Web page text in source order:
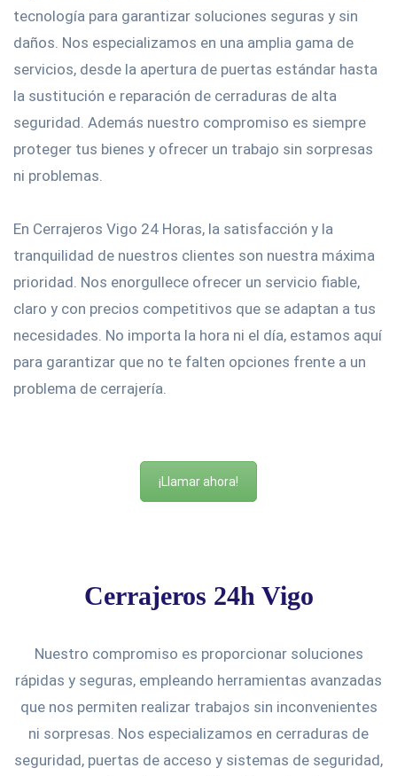
tecnología para garantizar soluciones seguras y sin
daños. Nos especializamos en una amplia gama de
servicios, desde la apertura de puertas estándar hasta
la sustitución e reparación de cerraduras de alta
seguridad. Además nuestro compromiso es siempre
proteger tus bienes y ofrecer un trabajo sin sorpresas
ni problemas.
En Cerrajeros Vigo 24 Horas, la satisfacción y la
tranquilidad de nuestros clientes son nuestra máxima
prioridad. Nos enorgullece ofrecer un servicio fiable,
claro y con precios competitivos que se adaptan a tus
necesidades. No importa la hora ni el día, estamos aquí
para garantizar que no te falten opciones frente a un
problema de cerrajería.
¡Llamar ahora!
Cerrajeros 24h Vigo
Nuestro compromiso es proporcionar soluciones
rápidas y seguras, empleando herramientas avanzadas
que nos permiten realizar trabajos sin inconvenientes
ni sorpresas. Nos especializamos en cerraduras de
seguridad, puertas de acceso y sistemas de seguridad,